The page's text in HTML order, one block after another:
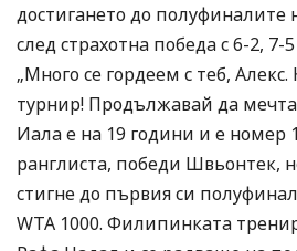
достигането до
след страхотна победа с 6-2, 7-
„Много се гордеем с теб,
турнир! Продължавай да
Иала е на 19 години и е номер
ранглиста, победи Швьонтек,
стигне до първия си
WTA 1000. Филипинката